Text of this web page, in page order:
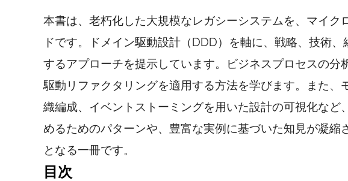
本書は、老朽化した大規模なレガシーシステムを、マイ
ドです。ドメイン駆動設計（DDD）を軸に、戦略、技術
するアプローチを提示しています。ビジネスプロセスの
駆動リファクタリングを適用する方法を学びます。また
織編成、イベントストーミングを用いた設計の可視化な
めるためのパターンや、豊富な実例に基づいた知見が凝
となる一冊です。
目次